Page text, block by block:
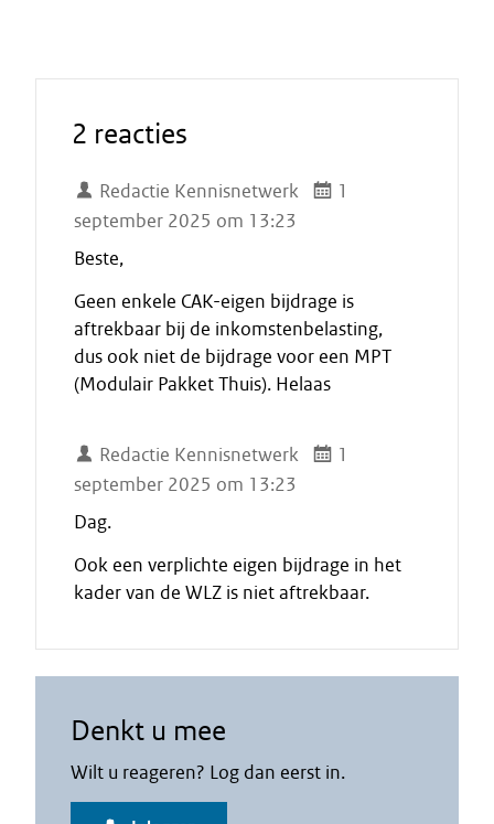
2 reacties
Redactie Kennisnetwerk
1
september 2025 om 13:23
Beste,
Geen enkele CAK-eigen bijdrage is
aftrekbaar bij de inkomstenbelasting,
dus ook niet de bijdrage voor een MPT
(Modulair Pakket Thuis). Helaas
Redactie Kennisnetwerk
1
september 2025 om 13:23
Dag.
Ook een verplichte eigen bijdrage in het
kader van de WLZ is niet aftrekbaar.
Denkt u mee
Wilt u reageren? Log dan eerst in.